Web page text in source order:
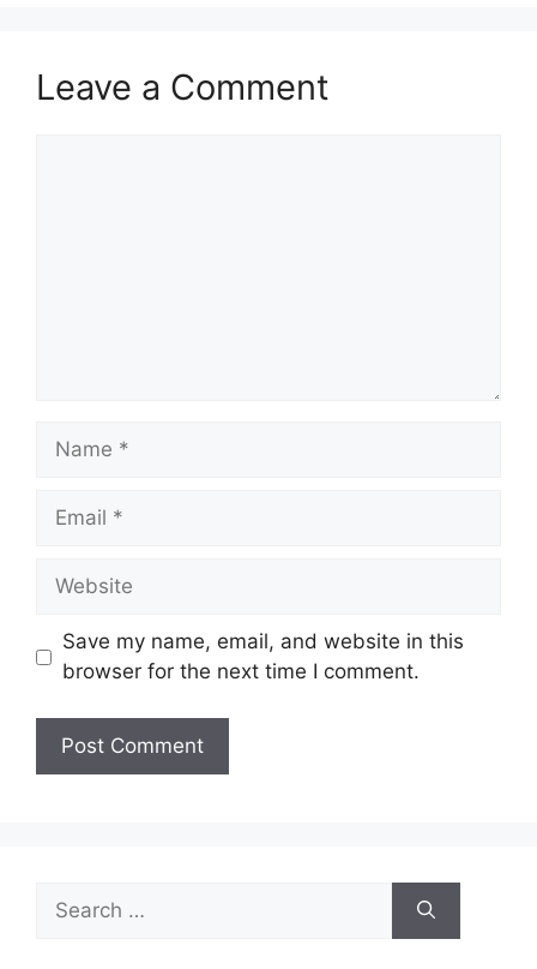
Leave a Comment
Name
Email
Website
Save my name, email, and website in this
browser for the next time I comment.
for: